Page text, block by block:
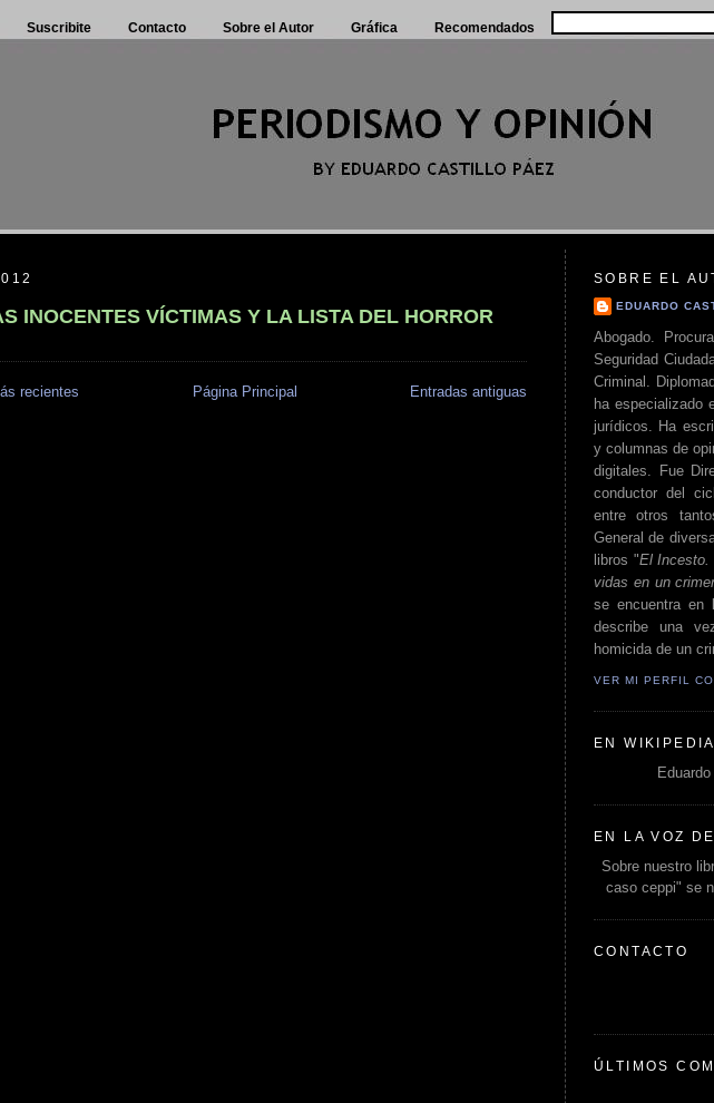
Suscribite Contacto Sobre el Autor Gráfica Recomendados
INOCENTES VÍCTIMAS Y LA LISTA DEL HORROR
recientes Entradas antiguas
Página Principal
SOBRE EL
EDUARDO
Abogado.
Seguridad
Criminal.
ha especializado
jurídicos. Ha
y columnas de
digitales. Fue
conductor del
entre otros
General de
libros "El Incesto.
vidas en un
se encuentra en
describe una
homicida de un
VER MI PERFIL
EN WIKIPEDIA
EN LA VOZ
Sobre nuestro
caso ceppi" se
CONTACTO
ÚLTIMOS